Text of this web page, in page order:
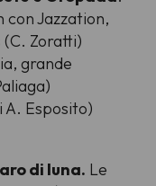
con Jazzation,
Zoratti)
grande
A. Esposito)
di luna. Le